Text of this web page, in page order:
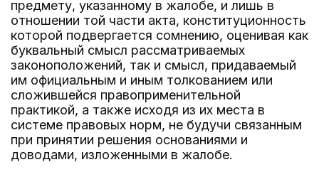
предмету, указанному в жалобе, и лишь в
отношении той части акта, конституционность
которой подвергается сомнению, оценивая как
буквальный смысл рассматриваемых
законоположений, так и смысл, придаваемый
им официальным и иным толкованием или
сложившейся правоприменительной
практикой, а также исходя из их места в
системе правовых норм, не будучи связанным
при принятии решения основаниями и
доводами, изложенными в жалобе.